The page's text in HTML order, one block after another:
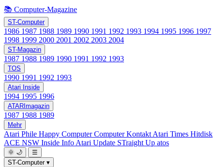
📚 Computer-Magazine
ST-Computer
1986 1987 1988 1989 1990 1991 1992 1993 1994 1995 1996 1997
1998 1999 2000 2001 2002 2003 2004
ST-Magazin
1987 1988 1989 1990 1991 1992 1993
TOS
1990 1991 1992 1993
Atari Inside
1994 1995 1996
ATARImagazin
1987 1988 1989
Mehr
Atari Phile Happy ComputerComputer Kontakt Atari Times Hitdisk
ACE NSW Inside Info Atari Update STraight Up atos
🌞 🌙
☰
ST-Computer ▾